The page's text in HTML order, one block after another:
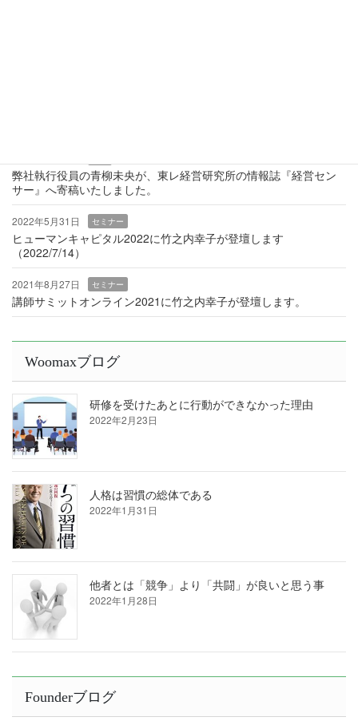
弊社執行役員の青柳未央が、東レ経営研究所の情報誌『経営セン
サー』へ寄稿いたしました。
2022年5月31日 セミナー
ヒューマンキャピタル2022に竹之内幸子が登壇します
（2022/7/14）
2021年8月27日 セミナー
講師サミットオンライン2021に竹之内幸子が登壇します。
Woomaxブログ
研修を受けたあとに行動ができなかった理由
2022年2月23日
人格は習慣の総体である
2022年1月31日
他者とは「競争」より「共闘」が良いと思う事
2022年1月28日
Founderブログ